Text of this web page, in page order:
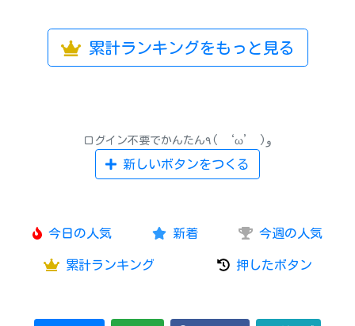
累計ランキングをもっと見る
ログイン不要でかんたん٩( ‘ω’ )و
新しいボタンをつくる
今日の人気 新着 今週の人気
累計ランキング 押したボタン